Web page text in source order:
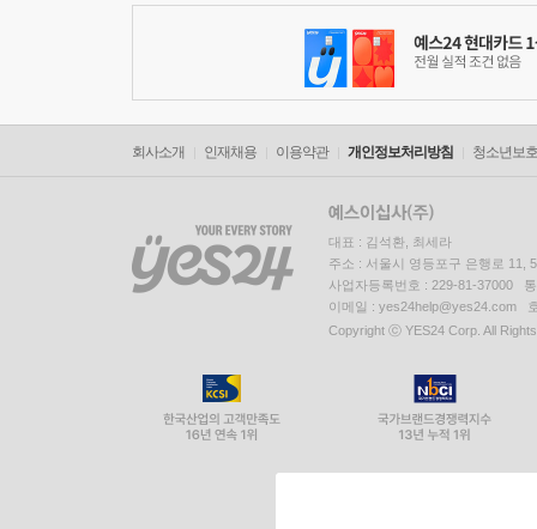
회사소개 인재채용 이용약관 개인정보처리방침 청소년보
대표 : 김석환, 최세라
주소 : 서울시 영등포구 은행로 11,
사업자등록번호 : 229-81-37000
이메일 : yes24help@yes24.com
Copyright ⓒ YES24 Corp. All